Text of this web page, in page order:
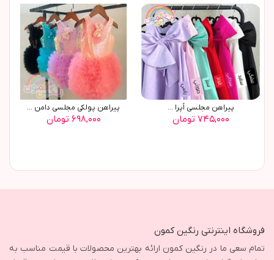
پیراهن مجلسی اُپرا ...
۷۴۵,۰۰۰ تومان
پیراهن پولکی مجلسی دامن ...
۶۹۸,۰۰۰ تومان
فروشگاه اینترنتی رنگین کمون
تمام سعی ما در رنگین کمون ارائه بهترین محصولات با قیمت مناسب به